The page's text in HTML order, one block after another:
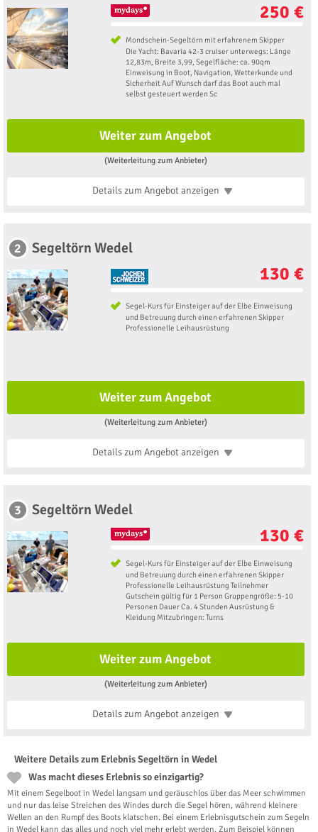
250 €
Mondschein-Segeltörn mit erfahrenem Skipper
Die Yacht: Bavaria 42-3 cruiser unterwegs: Länge
12,83m, Breite 3,99, Segelfläche: ca. 90qm
Einweisung in Boot, Navigation, Wetterkunde und
Sicherheit Auf Wunsch darf das Boot auch mal
selbst gesteuert werden Sc
Weiter zum Angebot
(Weiterleitung zum Anbieter)
Details zum Angebotanzeigen
2 Segeltörn Wedel
130 €
Segel-Kurs für Einsteiger auf der Elbe Einweisung
und Betreuung durch einen erfahrenen Skipper
Professionelle Leihausrüstung
Weiter zum Angebot
(Weiterleitung zum Anbieter)
Details zum Angebotanzeigen
3 Segeltörn Wedel
130 €
Segel-Kurs für Einsteiger auf der Elbe Einweisung
und Betreuung durch einen erfahrenen Skipper
Professionelle Leihausrüstung Teilnehmer
Gutschein gültig für 1 Person Gruppengröße: 5-10
Personen Dauer Ca. 4 Stunden Ausrüstung &
Kleidung Mitzubringen: Turns
Weiter zum Angebot
(Weiterleitung zum Anbieter)
Details zum Angebotanzeigen
Weitere Details zum Erlebnis Segeltörn in Wedel
Was macht dieses Erlebnis so einzigartig?
Mit einem Segelboot in Wedel langsam und geräuschlos über das Meer schwimmen
und nur das leise Streichen des Windes durch die Segel hören, während kleinere
Wellen an den Rumpf des Boots klatschen. Bei einem Erlebnisgutschein zum Segeln
in Wedel kann das alles und noch viel mehr erlebt werden. Zum Beispiel können